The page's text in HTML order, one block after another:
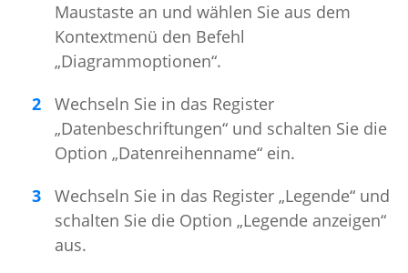
Maustaste an und wählen Sie aus dem
Kontextmenü den Befehl
„Diagrammoptionen“.
Wechseln Sie in das Register
„Datenbeschriftungen“ und schalten Sie die
Option „Datenreihenname“ ein.
Wechseln Sie in das Register „Legende“ und
schalten Sie die Option „Legende anzeigen“
aus.